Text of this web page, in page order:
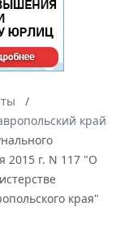
край
2015 г. N 117 "О
края"